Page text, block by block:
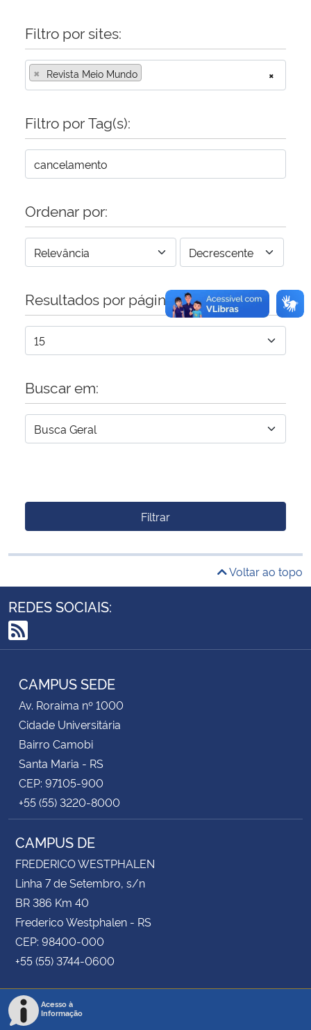
Ministério da Mulher, da Família e dos Direitos Humanos
Secretaria-Geral
Secretaria de Governo
Advocacia-Geral da União
Filtro por sites:
×
× Revista Meio Mundo
Filtro por Tag(s):
Ordenar por:
Resultados por página:
Buscar em:
Filtrar
Voltar ao topo
REDES SOCIAIS:
RSS
CAMPUS SEDE
Av. Roraima nº 1000
Cidade Universitária
Bairro Camobi
Santa Maria - RS
CEP: 97105-900
+55 (55) 3220-8000
CAMPUS DE
FREDERICO WESTPHALEN
Linha 7 de Setembro, s/n
BR 386 Km 40
Frederico Westphalen - RS
CEP: 98400-000
+55 (55) 3744-0600
Acesso à
Informação